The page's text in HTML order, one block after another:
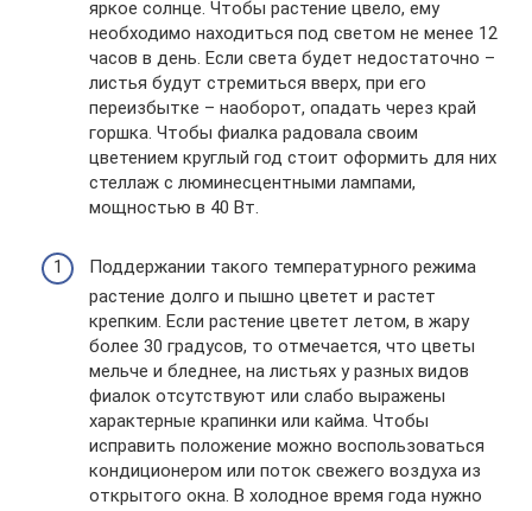
яркое солнце. Чтобы растение цвело, ему
необходимо находиться под светом не менее 12
часов в день. Если света будет недостаточно –
листья будут стремиться вверх, при его
переизбытке – наоборот, опадать через край
горшка. Чтобы фиалка радовала своим
цветением круглый год стоит оформить для них
стеллаж с люминесцентными лампами,
мощностью в 40 Вт.
Поддержании такого температурного режима
растение долго и пышно цветет и растет
крепким. Если растение цветет летом, в жару
более 30 градусов, то отмечается, что цветы
мельче и бледнее, на листьях у разных видов
фиалок отсутствуют или слабо выражены
характерные крапинки или кайма. Чтобы
исправить положение можно воспользоваться
кондиционером или поток свежего воздуха из
открытого окна. В холодное время года нужно